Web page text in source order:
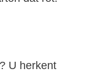
U herkent